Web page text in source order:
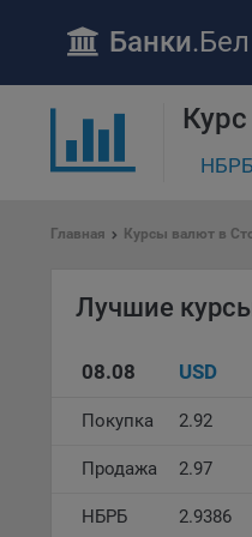
Банки.Бел
НБРБ
Главная Курсы валют в
Лучшие
08.08 USD
Покупка 2.92
Продажа 2.97
НБРБ 2.9386